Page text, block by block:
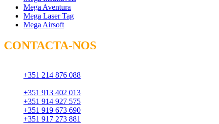
Mega Aventura
Mega Laser Tag
Mega Airsoft
CONTACTA-NOS
+351 214 876 088
+351 913 402 013
+351 914 927 575
+351 919 673 690
+351 917 273 881